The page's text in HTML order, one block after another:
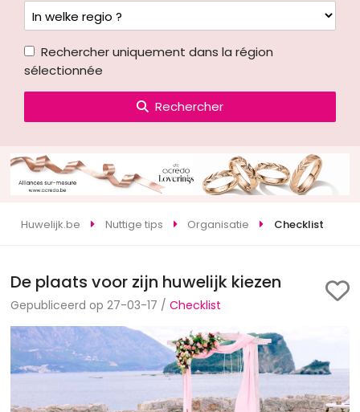
Rechercher uniquement dans la région
sélectionnée
Rechercher
Huwelijk.be Nuttige tips Organisatie Checklist
De plaats voor zijn huwelijk kiezen
Gepubliceerd op 27-03-17 /Checklist